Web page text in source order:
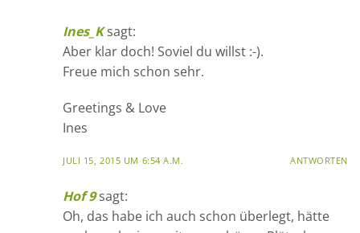
Ines_K sagt:
Aber klar doch! Soviel du willst :-).
Freue mich schon sehr.
Greetings & Love
Ines
JULI 15, 2015 UM 6:54 A.M. ANTWORTEN
Hof 9 sagt:
Oh, das habe ich auch schon überlegt, hätte